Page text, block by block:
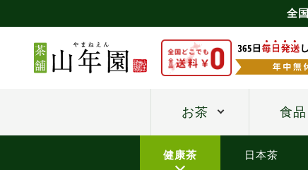
全
お茶 食品
健康茶 日本茶